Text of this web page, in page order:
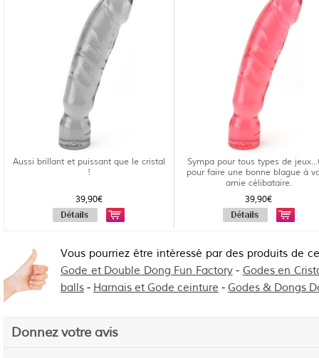
Aussi brillant et puissant que le cristal
!
39,90€
Sympa pour tous types de
pour faire une bonne blague à
amie célibataire.
39,90€
Vous pourriez être intéressé par des produits de
Gode et Double Dong Fun Factory- Godes en
balls - Harnais et Gode ceinture - Godes & Dongs
Donnez votre avis